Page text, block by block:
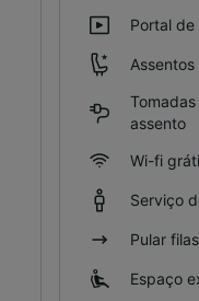
Portal
assento
Wi-fi
Serviço
Pular filas
Espaço